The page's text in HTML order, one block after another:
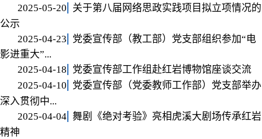
2025-05-20
关于第八届网络思政实践项目拟立项情况的
公示
2025-04-23
党委宣传部（教工部）党支部组织参加“电
影进重大”...
2025-04-18
党委宣传部工作组赴红岩博物馆座谈交流
2025-04-10
党委宣传部（党委教师工作部）党支部举办
深入贯彻中...
2025-04-04 舞剧《绝对考验》亮相虎溪大剧场传承红岩
精神